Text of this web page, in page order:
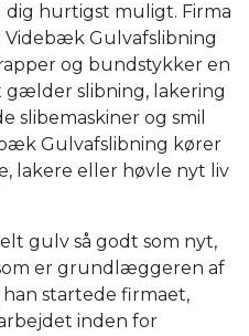
hurtigst muligt. Firma
Videbæk Gulvafslibning
og bundstykker en
slibning, lakering
slibemaskiner og smil
Gulvafslibning kører
lakere eller høvle nyt liv
gulv så godt som nyt,
er grundlæggeren af
han startede firmaet,
inden for